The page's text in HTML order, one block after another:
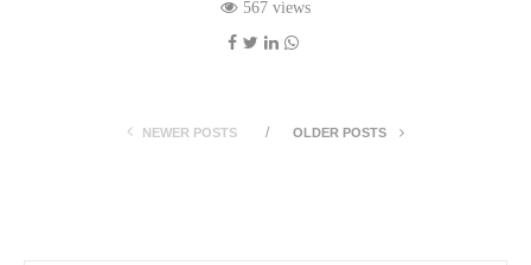
567 views
NEWER POSTS OLDER POSTS